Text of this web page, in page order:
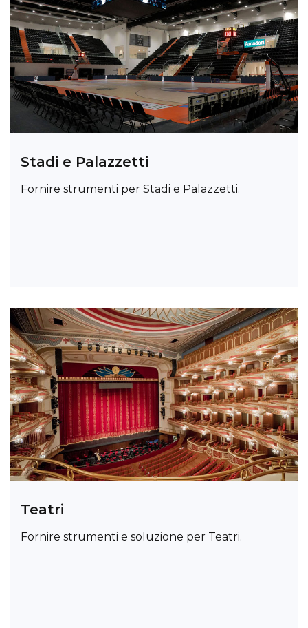
Stadi e Palazzetti
Fornire strumenti per Stadi e Palazzetti.
Teatri
Fornire strumenti e soluzione per Teatri.